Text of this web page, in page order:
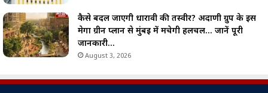
कैसे बदल जाएगी धारावी की तस्वीर? अदाणी ग्रुप के इस
मेगा ग्रीन प्लान से मुंबई में मचेगी हलचल… जानें पूरी
जानकारी…
August 3, 2026